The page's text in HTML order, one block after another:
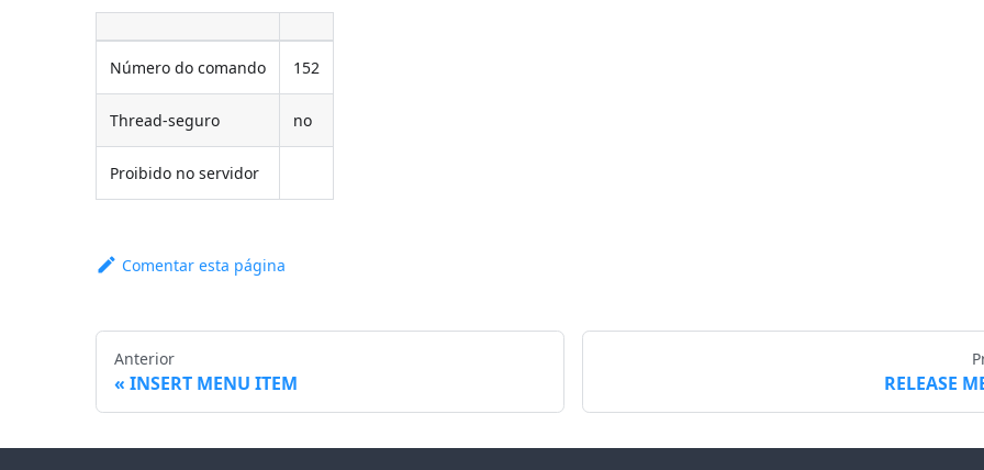
Número do comando 152
Thread-seguro no
Proibido no servidor
Comentar esta página
Anterior
INSERT MENU ITEM RELEASE